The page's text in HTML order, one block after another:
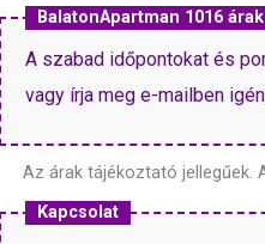
BalatonApartman 1016 árak
A szabad időpontokat és
vagy írja meg e-mailben
Az árak tájékoztató jellegűek.
Kapcsolat